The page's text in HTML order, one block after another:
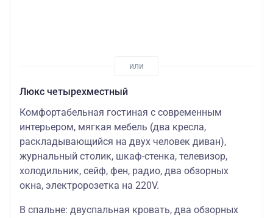
Люкс четырехместный
Комфортабельная гостиная с современным
интерьером, мягкая мебель (два кресла,
раскладывающийся на двух человек диван),
журнальный столик, шкаф-стенка, телевизор,
холодильник, сейф, фен, радио, два обзорных
окна, электророзетка на 220V.
В спальне: двуспальная кровать, два обзорных